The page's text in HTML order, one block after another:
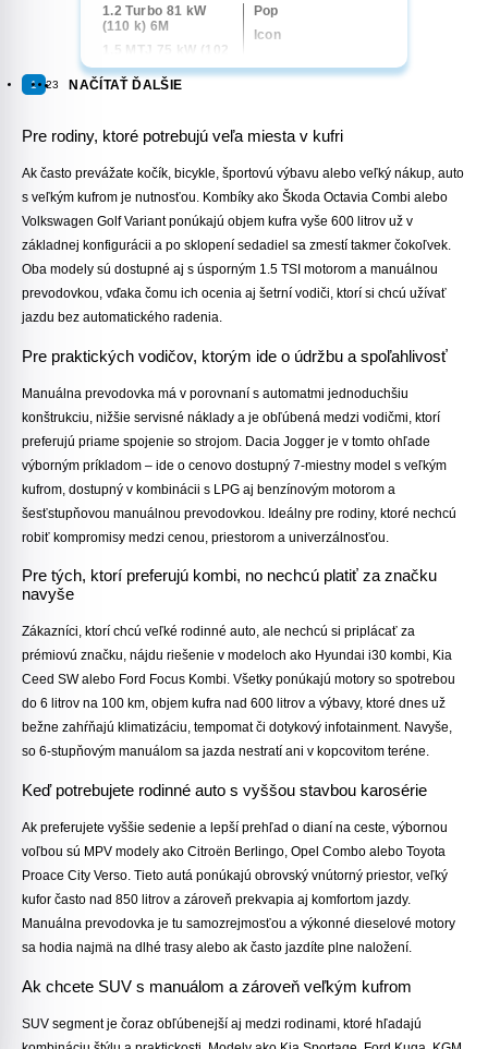
1.2 Turbo 81 kW
(110 k) 6M
1.5 MTJ 75 kW (102
k) 6M
1.5 MTJ 96 kW (130
Pop
Icon
1 23 NAČÍTAŤ ĎALŠIE
Pre rodiny, ktoré potrebujú veľa miesta v kufri
Ak často prevážate kočík, bicykle, športovú výbavu alebo veľký nákup, auto
s veľkým kufrom je nutnosťou. Kombíky ako Škoda Octavia Combi alebo
Volkswagen Golf Variantponúkajú objem kufra vyše 600 litrov už v
základnej konfigurácii a po sklopení sedadiel sa zmestí takmer čokoľvek.
Oba modely sú dostupné aj s úsporným 1.5 TSI motorom a manuálnou
prevodovkou, vďaka čomu ich ocenia aj šetrní vodiči, ktorí si chcú užívať
jazdu bez automatického radenia.
Pre praktických vodičov, ktorým ide o údržbu a spoľahlivosť
Manuálna prevodovka má v porovnaní s automatmi jednoduchšiu
konštrukciu, nižšie servisné náklady a je obľúbená medzi vodičmi, ktorí
preferujú priame spojenie so strojom. Dacia Jogger je v tomto ohľade
výborným príkladom – ide o cenovo dostupný 7-miestny model s veľkým
kufrom, dostupný v kombinácii s LPG aj benzínovým motorom a
šesťstupňovou manuálnou prevodovkou. Ideálny pre rodiny, ktoré nechcú
robiť kompromisy medzi cenou, priestorom a univerzálnosťou.
Pre tých, ktorí preferujú kombi, no nechcú platiť za značku
navyše
Zákazníci, ktorí chcú veľké rodinné auto, ale nechcú si priplácať za
prémiovú značku, nájdu riešenie v modeloch ako Hyundai i30 kombi, Kia
Ceed SWalebo Ford Focus Kombi. Všetky ponúkajú motory so spotrebou
do 6 litrov na 100 km, objem kufra nad 600 litrov a výbavy, ktoré dnes už
bežne zahŕňajú klimatizáciu, tempomat či dotykový infotainment. Navyše,
so 6-stupňovým manuálom sa jazda nestratí ani v kopcovitom teréne.
Keď potrebujete rodinné auto s vyššou stavbou karosérie
Ak preferujete vyššie sedenie a lepší prehľad o dianí na ceste, výbornou
voľbou sú MPV modely ako Citroën Berlingo, Opel Combo alebo Toyota
Proace City Verso. Tieto autá ponúkajú obrovský vnútorný priestor, veľký
kufor často nad 850 litrov a zároveň prekvapia aj komfortom jazdy.
Manuálna prevodovka je tu samozrejmosťou a výkonné dieselové motory
sa hodia najmä na dlhé trasy alebo ak často jazdíte plne naložení.
Ak chcete SUV s manuálom a zároveň veľkým kufrom
SUV segment je čoraz obľúbenejší aj medzi rodinami, ktoré hľadajú